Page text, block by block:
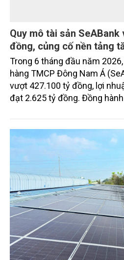
ngoại bất nhập. Giá trị thực
chuẩn sống phía sau cánh
ninh, cộng đồng cư dân tinh
vụ được thiết kế dành riêng
Quy mô tài sản SeABank
đồng, củng cố nền tảng
Trong 6 tháng đầu năm
hàng TMCP Đông Nam Á
vượt 427.100 tỷ đồng, lợi